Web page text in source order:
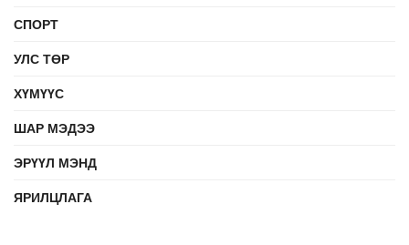
СПОРТ
УЛС ТӨР
ХҮМҮҮС
ШАР МЭДЭЭ
ЭРҮҮЛ МЭНД
ЯРИЛЦЛАГА